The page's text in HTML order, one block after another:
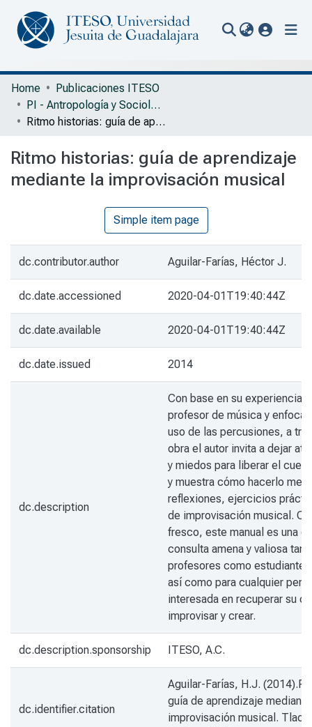
Communities & Collections
All of Repository
Portal Biblioteca
Home
Publicaciones ITESO
PI - Antropología y Sociología
Ritmo historias: guía de aprendizaje mediante la improvisación musical
Ritmo historias: guía de aprendizaje
mediante la improvisación musical
Simple item page
dc.contributor.author Aguilar-Farías, Héctor J.
dc.date.accessioned 2020-04-01T19:40:44Z
dc.date.available 2020-04-01T19:40:44Z
dc.date.issued 2014
dc.description
Con base en su experiencia
profesor de música y
uso de las percusiones, a
obra el autor invita a dejar
y miedos para liberar el
y muestra cómo hacerlo
reflexiones, ejercicios
de improvisación musical.
fresco, este manual es una
consulta amena y valiosa
profesores como
así como para cualquier
interesada en recuperar su
improvisar y crear.
dc.description.sponsorship ITESO, A.C.
dc.identifier.citation
Aguilar-Farías, H.J.
guía de aprendizaje
improvisación musical.